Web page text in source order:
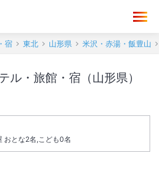
宿 東北 山形県 米沢・赤湯・飯豊山
ル・旅館・宿（山形県）
おとな2名,こども0名